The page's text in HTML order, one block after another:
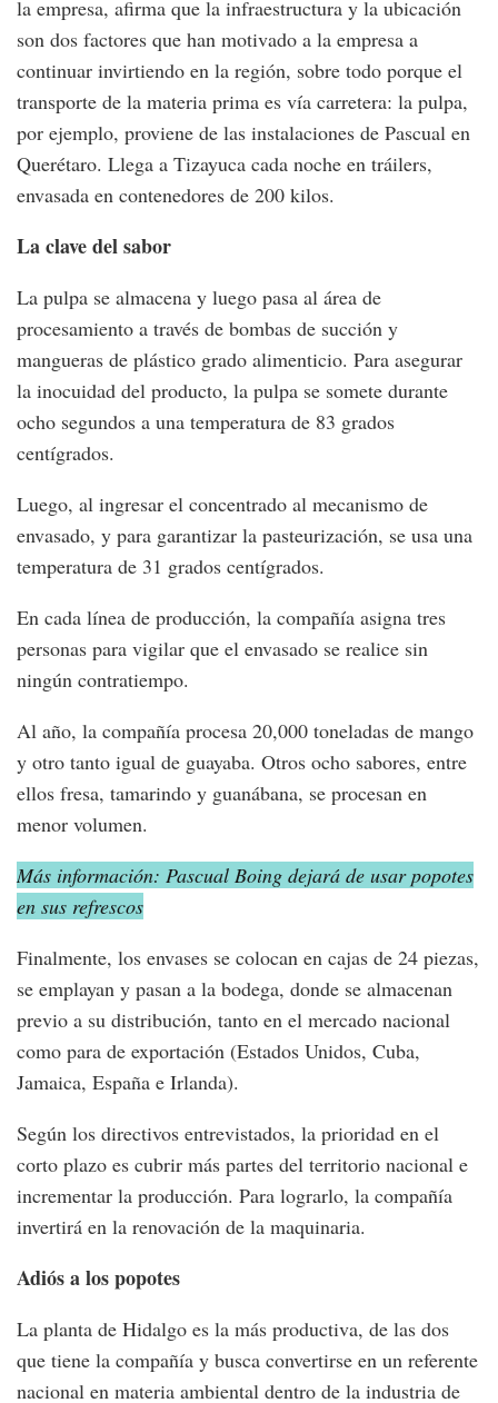
la empresa, afirma que la infraestructura y la ubicación
son dos factores que han motivado a la empresa a
continuar invirtiendo en la región, sobre todo porque el
transporte de la materia prima es vía carretera: la pulpa,
por ejemplo, proviene de las instalaciones de Pascual en
Querétaro. Llega a Tizayuca cada noche en tráilers,
envasada en contenedores de 200 kilos.
La clave del sabor
La pulpa se almacena y luego pasa al área de
procesamiento a través de bombas de succión y
mangueras de plástico grado alimenticio. Para asegurar
la inocuidad del producto, la pulpa se somete durante
ocho segundos a una temperatura de 83 grados
centígrados.
Luego, al ingresar el concentrado al mecanismo de
envasado, y para garantizar la pasteurización, se usa una
temperatura de 31 grados centígrados.
En cada línea de producción, la compañía asigna tres
personas para vigilar que el envasado se realice sin
ningún contratiempo.
Al año, la compañía procesa 20,000 toneladas de mango
y otro tanto igual de guayaba. Otros ocho sabores, entre
ellos fresa, tamarindo y guanábana, se procesan en
menor volumen.
Más información: Pascual Boing dejará de usar popotes
en sus refrescos
Finalmente, los envases se colocan en cajas de 24 piezas,
se emplayan y pasan a la bodega, donde se almacenan
previo a su distribución, tanto en el mercado nacional
como para de exportación (Estados Unidos, Cuba,
Jamaica, España e Irlanda).
Según los directivos entrevistados, la prioridad en el
corto plazo es cubrir más partes del territorio nacional e
incrementar la producción. Para lograrlo, la compañía
invertirá en la renovación de la maquinaria.
Adiós a los popotes
La planta de Hidalgo es la más productiva, de las dos
que tiene la compañía y busca convertirse en un referente
nacional en materia ambiental dentro de la industria de